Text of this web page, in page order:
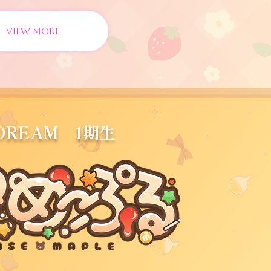
VIEW MORE
1期生